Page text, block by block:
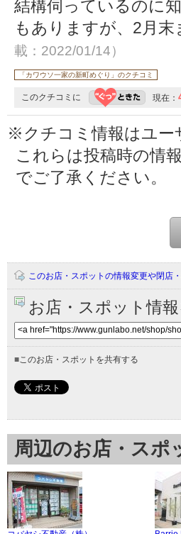
結構伺っているのに
もありますが、2月
載：2022/01/14）
「カワウソ一家の新町めぐり」のクチコミ
このクチコミに 現在：
※クチコミ情報はユー
これらは投稿時の情
でご了承ください。
このお店・スポットの情報変更や閉店
お店・スポット情
■ このお店・スポットを共有する
周辺のお店・スポ